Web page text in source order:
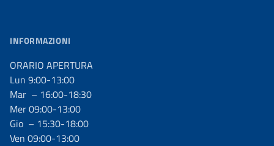
INFORMAZIONI
ORARIO APERTURA
Lun 9:00-13:00
Mar – 16:00-18:30
Mer 09:00-13:00
Gio – 15:30-18:00
Ven 09:00-13:00